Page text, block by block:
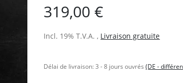
319,00 €
Incl. 19% T.V.A. , Livraison gratuite
Délai de livraison:3 - 8 jours ouvrés(DE -